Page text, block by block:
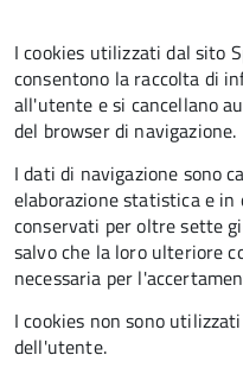
I cookies utilizzati dal sito
consentono la raccolta di
all'utente e si cancellano
del browser di navigazione.
I dati di navigazione sono
elaborazione statistica e in
conservati per oltre sette
salvo che la loro ulteriore
necessaria per
I cookies non sono
dell'utente.